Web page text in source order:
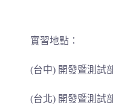
實習地點：
(台中) 開發暨測試
(台北) 開發暨測試